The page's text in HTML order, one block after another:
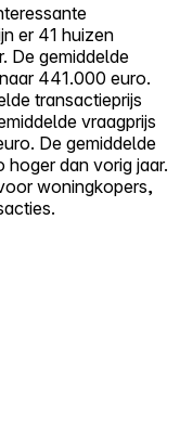
er 41 huizen
De gemiddelde
441.000 euro.
transactieprijs
vraagprijs
De gemiddelde
dan vorig jaar.
woningkopers,